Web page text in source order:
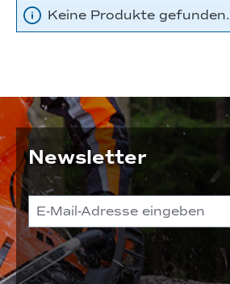
Keine Produkte gefunden.
Newsletter